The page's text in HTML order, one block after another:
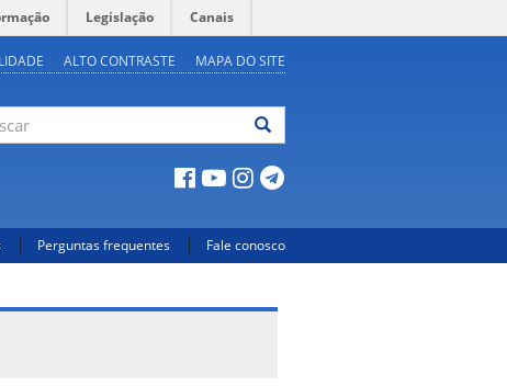
Legislação Canais
ALTO CONTRASTE MAPA DO SITE
Perguntas frequentes Fale conosco